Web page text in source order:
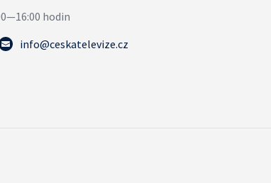
info@ceskatelevize.cz